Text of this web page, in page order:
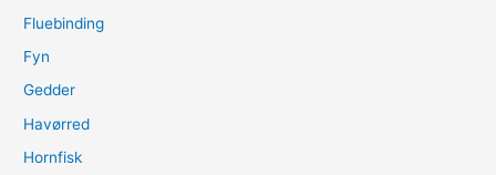
Fluebinding
Fyn
Gedder
Havørred
Hornfisk